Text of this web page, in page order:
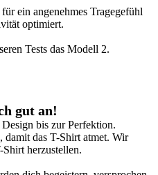
ein angenehmes Tragegefühl
optimiert.
Tests das Modell 2.
gut an!
bis zur Perfektion.
damit das T-Shirt atmet. Wir
herzustellen.